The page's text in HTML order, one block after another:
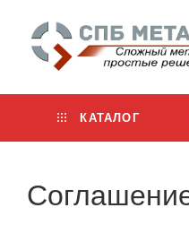
КАТАЛОГ